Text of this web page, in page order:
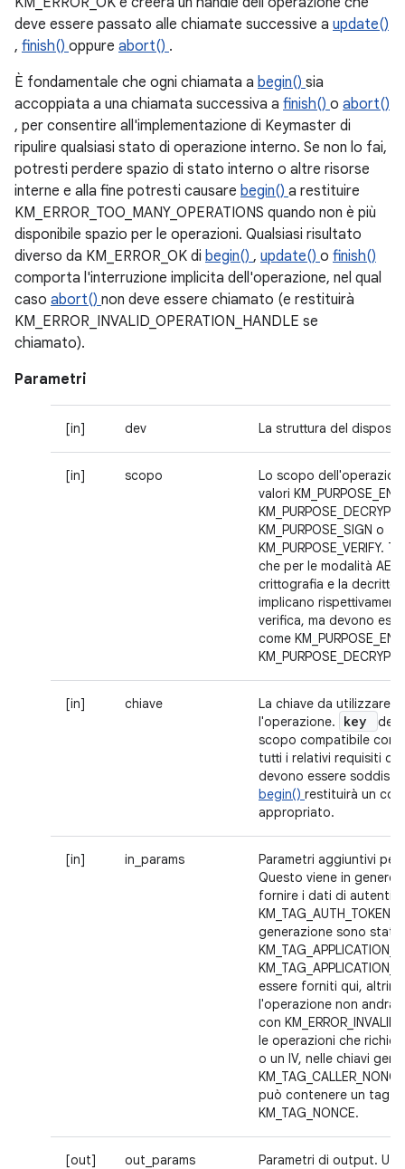
deve essere passato alle chiamate successive a update()
, finish() oppure abort() .
È fondamentale che ogni chiamata a begin() sia
accoppiata a una chiamata successiva a finish() o abort()
, per consentire all'implementazione di Keymaster di
ripulire qualsiasi stato di operazione interno. Se non lo fai,
potresti perdere spazio di stato interno o altre risorse
interne e alla fine potresti causare begin() a restituire
KM_ERROR_TOO_MANY_OPERATIONS quando non è più
disponibile spazio per le operazioni. Qualsiasi risultato
diverso da KM_ERROR_OK di begin() , update() o finish()
comporta l'interruzione implicita dell'operazione, nel qual
caso abort() non deve essere chiamato (e restituirà
KM_ERROR_INVALID_OPERATION_HANDLE se
chiamato).
Parametri
[in] dev La struttura del
[in] scopo
Lo scopo
valori
KM_PURPOSE_DECRYPT,
KM_PURPOSE_SIGN o
KM_PURPOSE_VERIFY.
che per le modalità
crittografia e la
implicano
verifica, ma devono
come
KM_PURPOSE_DECRYPT.
[in] chiave
La chiave da utilizzare
l'operazione.
key
scopo compatibile con
tutti i relativi requisiti di
devono essere
begin() restituirà un
appropriato.
[in] in_params
Parametri aggiuntivi per
Questo viene in genere
fornire i dati di
generazione sono stati
essere forniti qui,
l'operazione non andrà
con
le operazioni che
o un IV, nelle chiavi
può contenere un tag
KM_TAG_NONCE.
[out] out_params
Parametri di output.